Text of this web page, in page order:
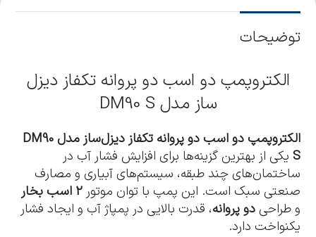
توضیحات
الکتروپمپ دو اسب دو پروانه تکفاز دیزل
ساز مدل DM90 S
الکتروپمپ دو اسب دو پروانه تکفاز دیزل‌ساز مدل DM90
S یکی از بهترین گزینه‌ها برای افزایش فشار آب در
ساختمان‌های چند طبقه، سیستم‌های آبیاری و مصارف
صنعتی سبک است. این پمپ با توان موتور 2 اسب بخار
و طراحیدو پروانه، قدرت بالایی در پمپاژ آب و ایجاد فشار
یکنواخت دارد.